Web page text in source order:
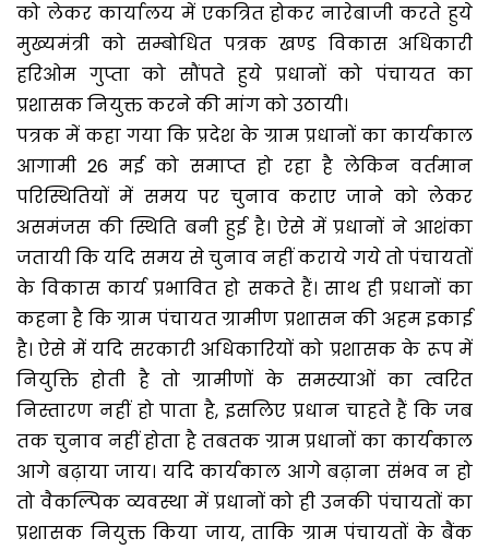
को लेकर कार्यालय में एकत्रित होकर नारेबाजी करते हुये
मुख्यमंत्री को सम्बोधित पत्रक खण्ड विकास अधिकारी
हरिओम गुप्ता को सौंपते हुये प्रधानों को पंचायत का
प्रशासक नियुक्त करने की मांग को उठायी।
पत्रक में कहा गया कि प्रदेश के ग्राम प्रधानों का कार्यकाल
आगामी 26 मई को समाप्त हो रहा है लेकिन वर्तमान
परिस्थितियों में समय पर चुनाव कराए जाने को लेकर
असमंजस की स्थिति बनी हुई है। ऐसे में प्रधानों ने आशंका
जतायी कि यदि समय से चुनाव नहीं कराये गये तो पंचायतों
के विकास कार्य प्रभावित हो सकते हैं। साथ ही प्रधानों का
कहना है कि ग्राम पंचायत ग्रामीण प्रशासन की अहम इकाई
है। ऐसे में यदि सरकारी अधिकारियों को प्रशासक के रूप में
नियुक्ति होती है तो ग्रामीणों के समस्याओं का त्वरित
निस्तारण नहीं हो पाता है, इसलिए प्रधान चाहते हैं कि जब
तक चुनाव नहीं होता है तबतक ग्राम प्रधानों का कार्यकाल
आगे बढ़ाया जाय। यदि कार्यकाल आगे बढ़ाना संभव न हो
तो वैकल्पिक व्यवस्था में प्रधानों को ही उनकी पंचायतों का
प्रशासक नियुक्त किया जाय, ताकि ग्राम पंचायतों के बैंक